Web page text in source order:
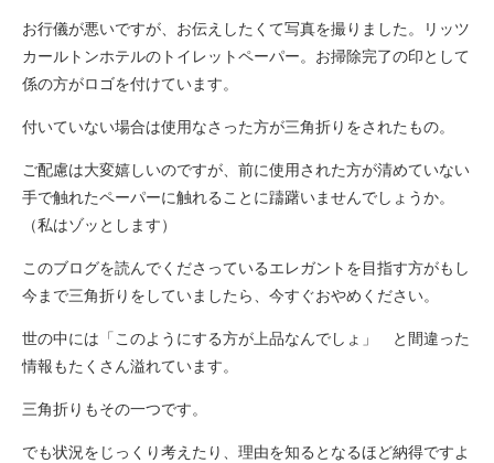
お行儀が悪いですが、お伝えしたくて写真を撮りました。リッツ
カールトンホテルのトイレットペーパー。お掃除完了の印として
係の方がロゴを付けています。
付いていない場合は使用なさった方が三角折りをされたもの。
ご配慮は大変嬉しいのですが、前に使用された方が清めていない
手で触れたペーパーに触れることに躊躇いませんでしょうか。
（私はゾッとします）
このブログを読んでくださっているエレガントを目指す方がもし
今まで三角折りをしていましたら、今すぐおやめください。
世の中には「このようにする方が上品なんでしょ」 と間違った
情報もたくさん溢れています。
三角折りもその一つです。
でも状況をじっくり考えたり、理由を知るとなるほど納得ですよ